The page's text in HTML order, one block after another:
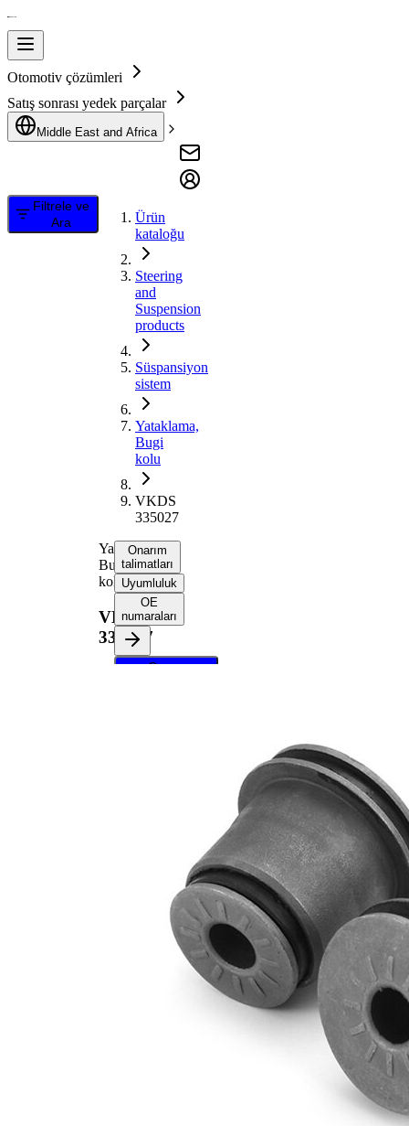
Otomotiv çözümleri
Satış sonrası yedek parçalar
Middle East and Africa
Filtrele ve
Ara
Ürün
kataloğu
Steering
and
Suspension
products
Süspansiyon
sistem
Yataklama,
Bugi
kolu
VKDS
335027
Yataklama,
Bugi
kolu
VKDS
335027
Onarım
talimatları
Uyumluluk
OE
numaraları
Onarım